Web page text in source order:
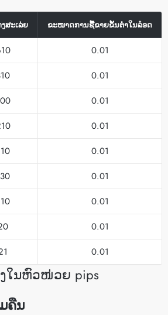
ສະເລ່ຍ ຂະໜາດການຊື້ຂາຍຂັ້ນຕ່ຳໃນລ໋ອດ
0.01
0.01
0.01
0.01
0.01
0.01
0.01
0.01
0.01
ໃນຫົວໜ່ວຍ pips
ຄືນ